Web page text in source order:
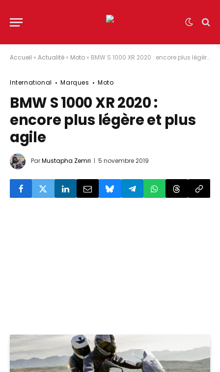
Accueil » Actualité » Moto » BMW S 1000 XR 2020 : encore plus légère et plus agile
International Marques Moto
BMW S 1000 XR 2020 :
encore plus légère et plus
agile
ParMustapha Zemri 5 novembre 2019